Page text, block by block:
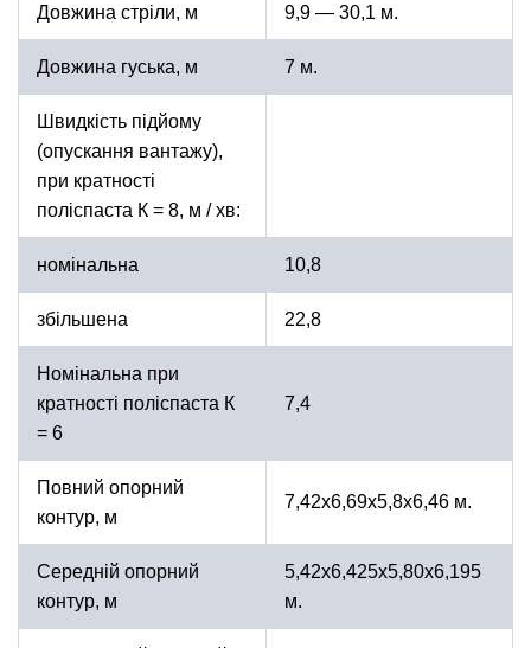
Довжина стріли, м 9,9 — 30,1 м.
Довжина гуська, м 7 м.
Швидкість підйому
(опускання вантажу),
при кратності
поліспаста К = 8, м / хв:
номінальна 10,8
збільшена 22,8
Номінальна при
кратності поліспаста К
= 6
7,4
Повний опорний
контур, м
7,42х6,69х5,8х6,46 м.
Середній опорний
контур, м
5,42х6,425х5,80х6,195
м.